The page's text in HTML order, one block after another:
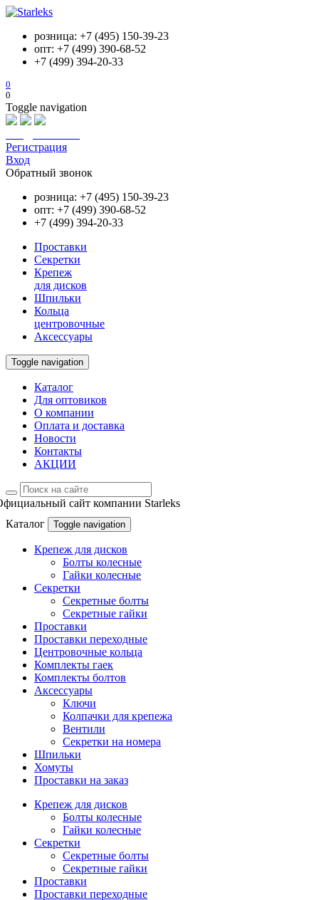
розница: +7 (495) 150-39-23
опт: +7 (499) 390-68-52
+7 (499) 394-20-33
0
0
Toggle navigation
Регистрация
Вход
Обратный звонок
розница: +7 (495) 150-39-23
опт: +7 (499) 390-68-52
+7 (499) 394-20-33
Проставки
Секретки
Крепеж
для дисков
Шпильки
Кольца
центровочные
Аксессуары
Toggle navigation
Каталог
Для оптовиков
О компании
Оплата и доставка
Новости
Контакты
АКЦИИ
сайт компании Starleks
Каталог
Toggle navigation
Крепеж для дисков
Болты колесные
Гайки колесные
Секретки
Секретные болты
Секретные гайки
Проставки
Проставки переходные
Центровочные кольца
Комплекты гаек
Комплекты болтов
Аксессуары
Ключи
Колпачки для крепежа
Вентили
Секретки на номера
Шпильки
Хомуты
Проставки на заказ
Крепеж для дисков
Болты колесные
Гайки колесные
Секретки
Секретные болты
Секретные гайки
Проставки
Проставки переходные